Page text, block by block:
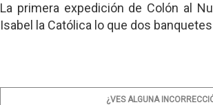
La primera expedición de Colón al
Isabel la Católica lo que dos
¿VES ALGUNA